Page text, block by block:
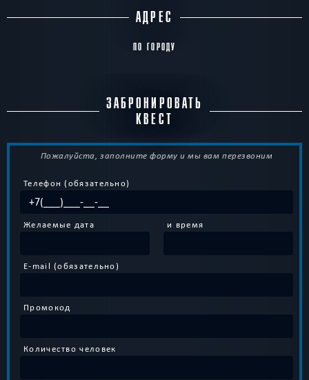
АДРЕС
ПО ГОРОДУ
ЗАБРОНИРОВАТЬ
КВЕСТ
Пожалуйста, заполните форму и мы вам перезвоним
Телефон (обязательно)
Желаемые дата и время
E-mail (обязательно)
Промокод
Количество человек